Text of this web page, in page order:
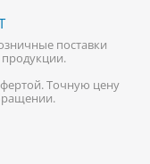
поставки
Точную цену